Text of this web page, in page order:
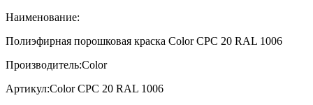
Наименование:
Полиэфирная порошковая краска Color CPC 20 RAL 1006
Производитель:Color
Артикул:Color CPC 20 RAL 1006